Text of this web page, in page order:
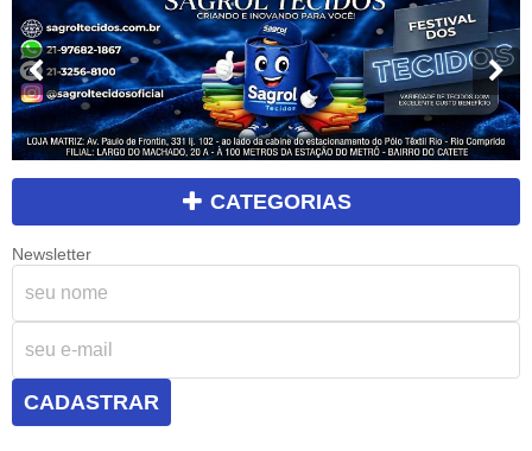
CATEGORIAS
Newsletter
CADASTRAR